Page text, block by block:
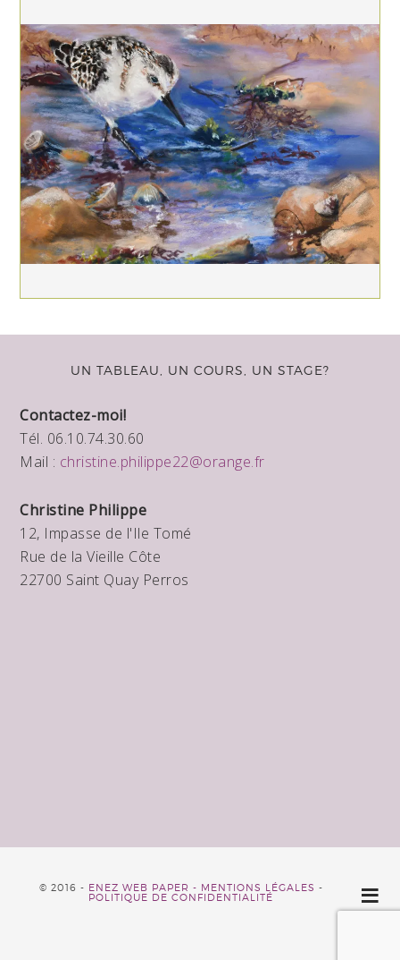
UN TABLEAU, UN COURS, UN STAGE?
Contactez-moi!
Tél. 06.10.74.30.60
Mail : christine.philippe22@orange.fr
Christine Philippe
12, Impasse de l'Ile Tomé
Rue de la Vieille Côte
22700 Saint Quay Perros
© 2016 - ENEZ WEB PAPER - MENTIONS LÉGALES -
POLITIQUE DE CONFIDENTIALITÉ